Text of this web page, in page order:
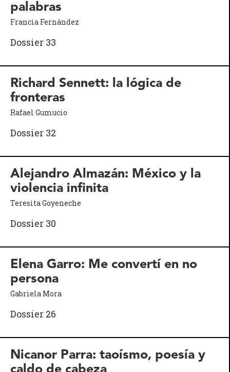
palabras
Francia Fernández
Dossier 33
Richard Sennett: la lógica de
fronteras
Rafael Gumucio
Dossier 32
Alejandro Almazán: México y la
violencia infinita
Teresita Goyeneche
Dossier 30
Elena Garro: Me convertí en no
persona
Gabriela Mora
Dossier 26
Nicanor Parra: taoísmo, poesía y